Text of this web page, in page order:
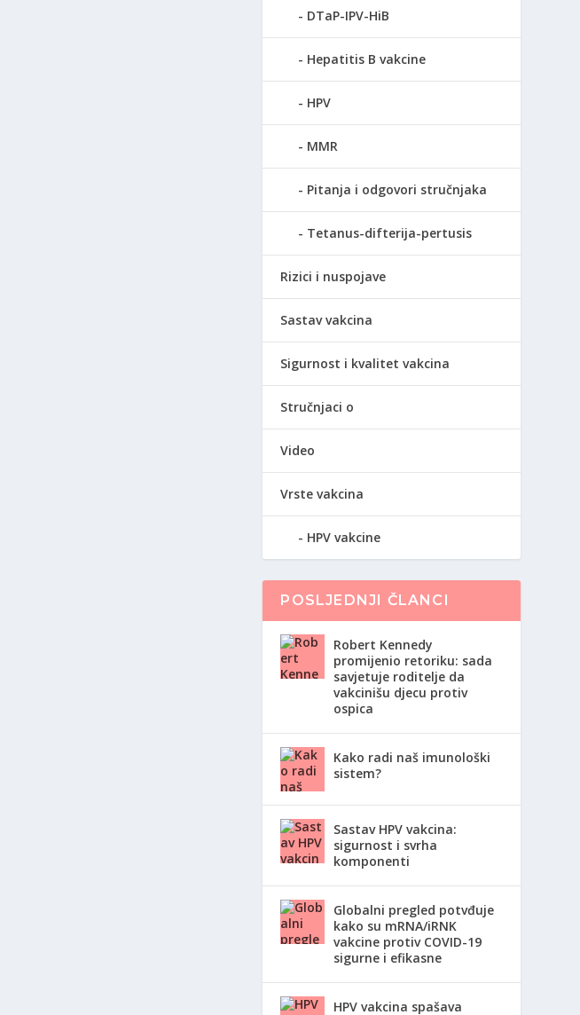
DTaP-IPV-HiB
Hepatitis B vakcine
HPV
MMR
Pitanja i odgovori stručnjaka
Tetanus-difterija-pertusis
Rizici i nuspojave
Sastav vakcina
Sigurnost i kvalitet vakcina
Stručnjaci o
Video
Vrste vakcina
HPV vakcine
POSLJEDNJI ČLANCI
Robert Kennedy
promijenio retoriku: sada
savjetuje roditelje da
vakcinišu djecu protiv
ospica
Kako radi naš imunološki
sistem?
Sastav HPV vakcina:
sigurnost i svrha
komponenti
Globalni pregled potvđuje
kako su mRNA/iRNK
vakcine protiv COVID-19
sigurne i efikasne
HPV vakcina spašava